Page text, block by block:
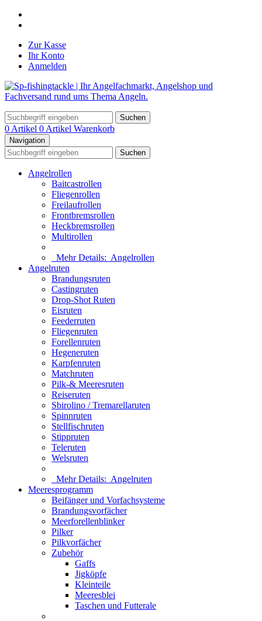
Zur Kasse
Ihr Konto
Anmelden
Suchen
0 Artikel 0 Artikel Warenkorb
Navigation
Suchen
Angelrollen
Baitcastrollen
Fliegenrollen
Freilaufrollen
Frontbremsrollen
Heckbremsrollen
Multirollen
Mehr Details: Angelrollen
Angelruten
Brandungsruten
Castingruten
Drop-Shot Ruten
Eisruten
Feederruten
Fliegenruten
Forellenruten
Hegeneruten
Karpfenruten
Matchruten
Pilk-& Meeresruten
Reiseruten
Sbirolino / Tremarellaruten
Spinnruten
Stellfischruten
Stippruten
Teleruten
Welsruten
Mehr Details: Angelruten
Meeresprogramm
Beifänger und Vorfachsysteme
Brandungsvorfächer
Meerforellenblinker
Pilker
Pilkvorfächer
Zubehör
Gaffs
Jigköpfe
Kleinteile
Meeresblei
Taschen und Futterale